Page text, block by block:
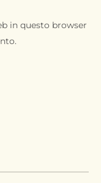
in questo browser